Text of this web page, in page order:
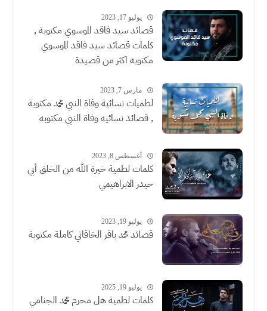
يوليو 17, 2023
قصائد سيد فاقد الموسوي مكتوبة ,
كلمات قصائد سيد فاقد الموسوي
مكتوبه اكثر من قصيدة
مارس 7, 2023
لطميات نسائية وفاة النبي محمد مكتوبة
, قصائد نسائيه وفاة النبي مكتوبه
أغسطس 8, 2023
كلمات لطمية خيرة الله من الخلق أبي
حيدر الابراهيمي
يوليو 19, 2023
قصائد محمد باقر الخاقاني كاملة مكتوبة
يوليو 19, 2025
كلمات لطمية هل محرم محمد الجنامي